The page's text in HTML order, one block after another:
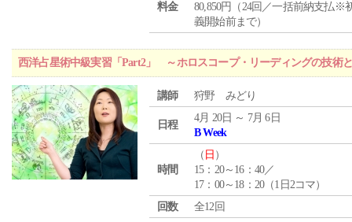
料金
80,850円（24回／一括前納支払※
義開始前まで）
西洋占星術中級実習「Part2」 ～ホロスコープ・リーディングの技術
講師 狩野 みどり
日程
4月 20日 ～ 7月 6日
B Week
時間
（ 日 ）
15：20～16：40／
17：00～18：20（1日2コマ）
回数
全12回